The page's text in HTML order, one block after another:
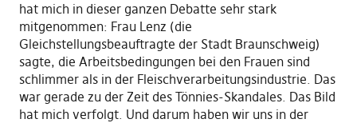
hat mich in dieser ganzen Debatte sehr stark
mitgenommen: Frau Lenz (die
Gleichstellungsbeauftragte der Stadt Braunschweig)
sagte, die Arbeitsbedingungen bei den Frauen sind
schlimmer als in der Fleischverarbeitungsindustrie. Das
war gerade zu der Zeit des Tönnies-Skandales. Das Bild
hat mich verfolgt. Und darum haben wir uns in der